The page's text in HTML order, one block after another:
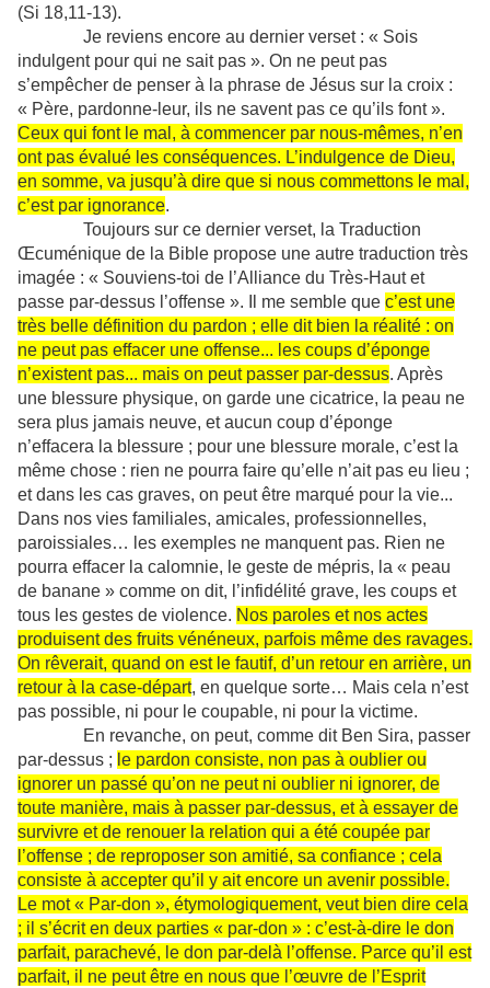
(Si 18,11-13).
Je reviens encore au dernier verset : « Sois
indulgent pour qui ne sait pas ». On ne peut pas
s’empêcher de penser à la phrase de Jésus sur la croix :
« Père, pardonne-leur, ils ne savent pas ce qu’ils font ».
Ceux qui font le mal, à commencer par nous-mêmes, n’en
ont pas évalué les conséquences. L’indulgence de Dieu,
en somme, va jusqu’à dire que si nous commettons le mal,
c’est par ignorance.
Toujours sur ce dernier verset, la Traduction
Œcuménique de la Bible propose une autre traduction très
imagée : « Souviens-toi de l’Alliance du Très-Haut et
passe par-dessus l’offense ». Il me semble que c’est une
très belle définition du pardon ; elle dit bien la réalité : on
ne peut pas effacer une offense... les coups d’éponge
n’existent pas... mais on peut passer par-dessus. Après
une blessure physique, on garde une cicatrice, la peau ne
sera plus jamais neuve, et aucun coup d’éponge
n’effacera la blessure ; pour une blessure morale, c’est la
même chose : rien ne pourra faire qu’elle n’ait pas eu lieu ;
et dans les cas graves, on peut être marqué pour la vie...
Dans nos vies familiales, amicales, professionnelles,
paroissiales… les exemples ne manquent pas. Rien ne
pourra effacer la calomnie, le geste de mépris, la « peau
de banane » comme on dit, l’infidélité grave, les coups et
tous les gestes de violence. Nos paroles et nos actes
produisent des fruits vénéneux, parfois même des ravages.
On rêverait, quand on est le fautif, d’un retour en arrière, un
retour à la case-départ, en quelque sorte… Mais cela n’est
pas possible, ni pour le coupable, ni pour la victime.
En revanche, on peut, comme dit Ben Sira, passer
par-dessus ; le pardon consiste, non pas à oublier ou
ignorer un passé qu’on ne peut ni oublier ni ignorer, de
toute manière, mais à passer par-dessus, et à essayer de
survivre et de renouer la relation qui a été coupée par
l’offense ; de reproposer son amitié, sa confiance ; cela
consiste à accepter qu’il y ait encore un avenir possible.
Le mot « Par-don », étymologiquement, veut bien dire cela
; il s’écrit en deux parties « par-don » : c’est-à-dire le don
parfait, parachevé, le don par-delà l’offense. Parce qu’il est
parfait, il ne peut être en nous que l’œuvre de l’Esprit